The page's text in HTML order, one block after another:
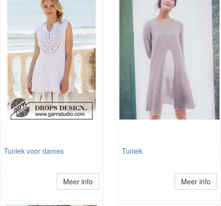
Tuniek voor dames
Meer info
Tuniek
Meer info